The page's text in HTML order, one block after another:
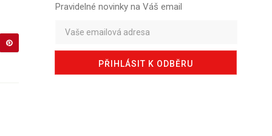
Pravidelné novinky na Váš email